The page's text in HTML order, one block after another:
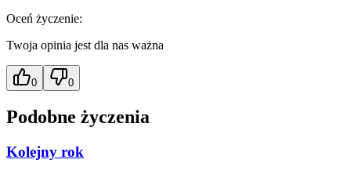
Oceń życzenie:
Twoja opinia jest dla nas ważna
0 0
Podobne życzenia
Kolejny rok